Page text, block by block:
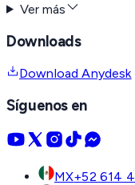
Ver más
Downloads
Download Anydesk
Síguenos en
MX+52 614